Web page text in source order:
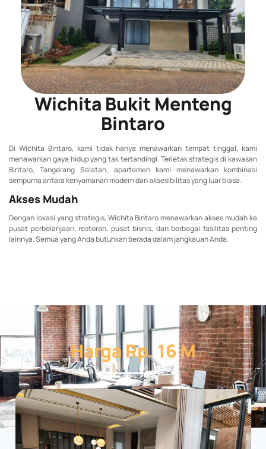
Wichita Bukit Menteng
Bintaro
Di Wichita Bintaro, kami tidak hanya menawarkan tempat tinggal, kami
menawarkan gaya hidup yang tak tertandingi. Terletak strategis di kawasan
Bintaro, Tangerang Selatan, apartemen kami menawarkan kombinasi
sempurna antara kenyamanan modern dan aksesibilitas yang luar biasa.
Akses Mudah
Dengan lokasi yang strategis, Wichita Bintaro menawarkan akses mudah ke
pusat perbelanjaan, restoran, pusat bisnis, dan berbagai fasilitas penting
lainnya. Semua yang Anda butuhkan berada dalam jangkauan Anda.
Harga Rp. 16 M